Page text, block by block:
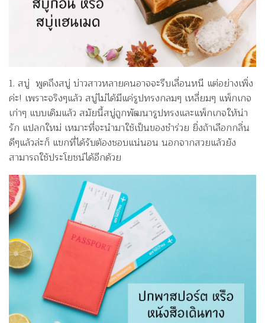
1. สบู่ พูดถึงสบู่ บ่าวสาวหลายคนอาจจะรีบเลื่อนหนี แต่อย่างเพิ่ง
ค่ะ! เพราะจริงๆแล้ว สบู่ไม่ได้มีแค่รูปทรงกลมๆ เหลี่ยมๆ แพ็กเกจ
เก่าๆ แบบเดิมแล้ว สมัยนี้สบู่ถูกพัฒนารูปทรงและแพ็กเกจให้น่า
รัก แปลกใหม่ เหมาะที่จะนำมาใช้เป็นของชำร่วย ยิ่งถ้าเลือกกลิ่น
ดีๆแล้วล่ะก็ แขกที่ได้รับต้องชอบแน่นอน นอกจากสวยแล้วยัง
สามารถใช้ประโยชน์ได้อีกด้วย